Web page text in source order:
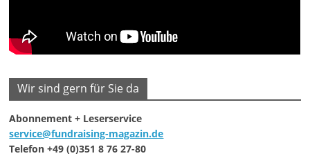
Wir sind gern für Sie da
Abonnement + Leserservice
service@fundraising-magazin.de
Telefon +49 (0)351 8 76 27-80